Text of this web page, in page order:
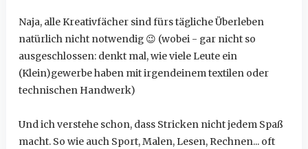
Naja, alle Kreativfächer sind fürs tägliche Überleben
natürlich nicht notwendig 😉 (wobei - gar nicht so
ausgeschlossen: denkt mal, wie viele Leute ein
(Klein)gewerbe haben mit irgendeinem textilen oder
technischen Handwerk)
Und ich verstehe schon, dass Stricken nicht jedem Spaß
macht. So wie auch Sport, Malen, Lesen, Rechnen... oft